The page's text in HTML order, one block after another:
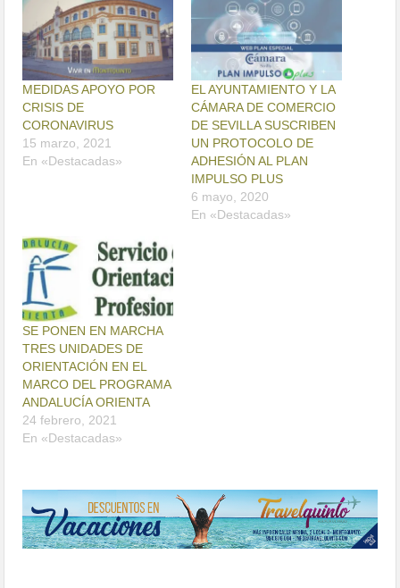
MEDIDAS APOYO POR
CRISIS DE
CORONAVIRUS
15 marzo, 2021
En «Destacadas»
EL AYUNTAMIENTO Y LA
CÁMARA DE COMERCIO
DE SEVILLA SUSCRIBEN
UN PROTOCOLO DE
ADHESIÓN AL PLAN
IMPULSO PLUS
6 mayo, 2020
En «Destacadas»
SE PONEN EN MARCHA
TRES UNIDADES DE
ORIENTACIÓN EN EL
MARCO DEL PROGRAMA
ANDALUCÍA ORIENTA
24 febrero, 2021
En «Destacadas»